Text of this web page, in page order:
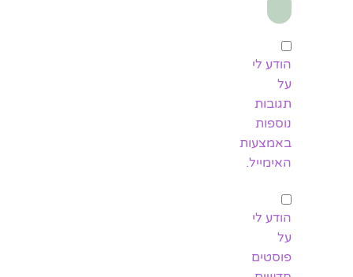
הודע לי
על
תגובות
נוספות
באמצעות
האימייל.
הודע לי
על
פוסטים